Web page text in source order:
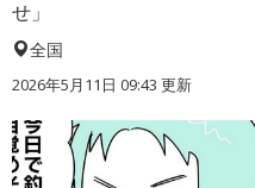
せ」
全国
2026年5月11日 09:43 更新